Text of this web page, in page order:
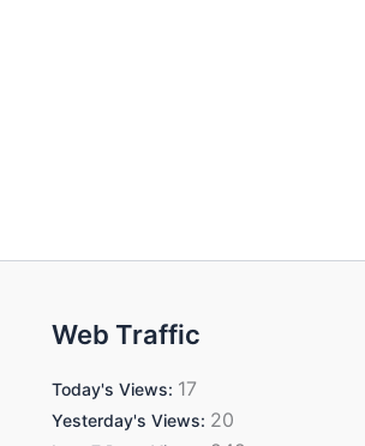
Web Traffic
Today's Views: 17
Yesterday's Views: 20